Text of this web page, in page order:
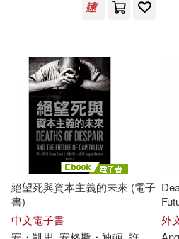
安・凱思(2) 安格斯
Angus Deaton(1)
Anne Case(1)
出版社 (可複選)
星出版(2)
絕望死與資本主義的未來 (電子
書)
中文電子書
外